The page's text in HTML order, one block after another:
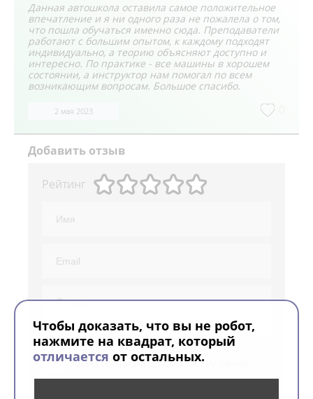
Данная автошкола оставила самое положительное
впечатление и я ни одного раза не пожалела о том,
что пошла обучаться именно сюда. Преподаватели
работают с большим опытом, к каждому подходят
индивидуально, а теорию объясняют доступно и
интересно. По практике - все машины в хорошем
состоянии, а инструктор нам помогал по всем
возникающим вопросам. Большое спасибо.
2 мая 2023
Добавить отзыв
Рейтинг
Даю согласие на обработку своих
персональных данных
Чтобы доказать, что вы не робот,
нажмите на квадрат, который
отличается от остальных.